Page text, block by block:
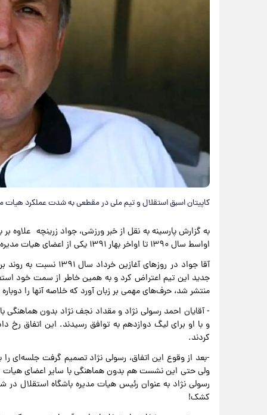
کاپیتان اسبق استقلال و تیم ملی در مقطعی به شدت عملکرد هیات
به گزارش پارسینه به نقل از خبر ورزشی، جواد زرینچه علاوه
اواسط سال ۱۳۹۰ تا اواخر بهار ۱۳۹۱ یکی از اعضای هیات مدیره این باشگاه هم محسوب می‌شد.
آقا جواد در روزهای
منتشر شد، حرف‌های مهمی بر زبان آورد که خلاصه آنها را دوباره
- آقایان احمد رسولی نژاد و مقداد نجف نژاد بدون هماهنگی
و با او برای لیگ دوازدهم به توافق رسیدند. این اتفاق رخ
کردند.
-بعد از وقوع این اتفاق، رسولی نژاد تصمیم گرفت جلسه‌ای را
ولی حتی این نشست هم بدون هماهنگی با سایر اعضای هیات
رسولی نژاد به عنوان رئیس هیات مدیره باشگاه استقلال
کشک!